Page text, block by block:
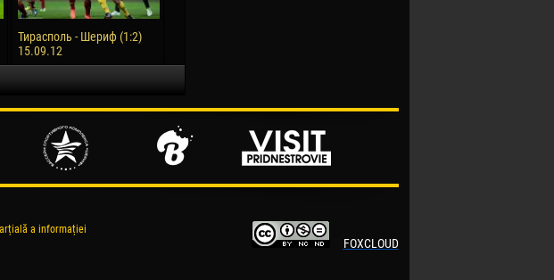
Тирасполь - Шериф (1:2)
15.09.12
a informației
FOXCLOUD